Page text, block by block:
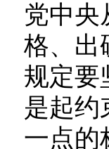
党中央
格、出
规定要
是起约
一点